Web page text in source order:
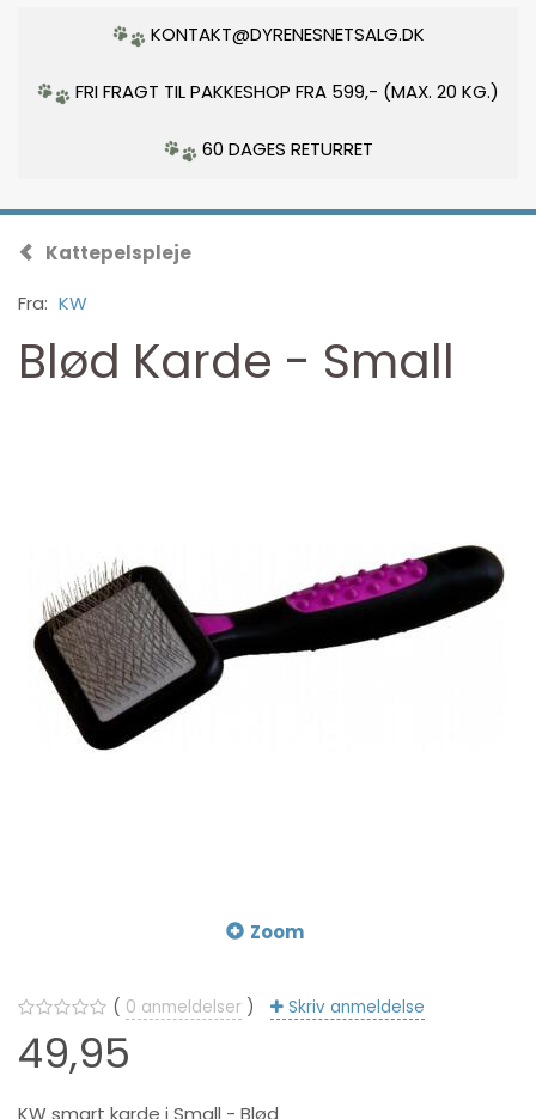
KONTAKT@DYRENESNETSALG.DK
FRI FRAGT TIL PAKKESHOP FRA 599,- (MAX. 20 KG.)
60 DAGES RETURRET
Kattepelspleje
Fra: KW
Blød Karde - Small
Zoom
0 anmeldelser Skriv anmeldelse
49,95
KW smart karde i Small - Blød